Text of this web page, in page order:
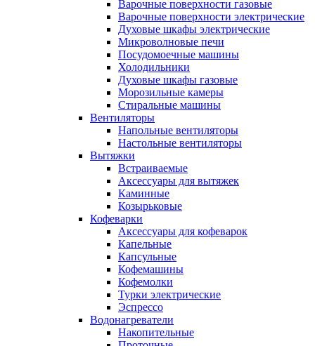
Варочные поверхности газовые
Варочные поверхности электрические
Духовые шкафы электрические
Микроволновые печи
Посудомоечные машины
Холодильники
Духовые шкафы газовые
Морозильные камеры
Стиральные машины
Вентиляторы
Напольные вентиляторы
Настольные вентиляторы
Вытяжки
Встраиваемые
Аксессуары для вытяжек
Каминные
Козырьковые
Кофеварки
Аксессуары для кофеварок
Капельные
Капсульные
Кофемашины
Кофемолки
Турки электрические
Эспрессо
Водонагреватели
Накопительные